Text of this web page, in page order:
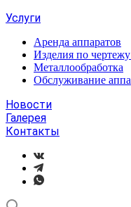
Услуги
Аренда аппаратов
Изделия по
Металлообработка
Обслуживание
Новости
Галерея
Контакты